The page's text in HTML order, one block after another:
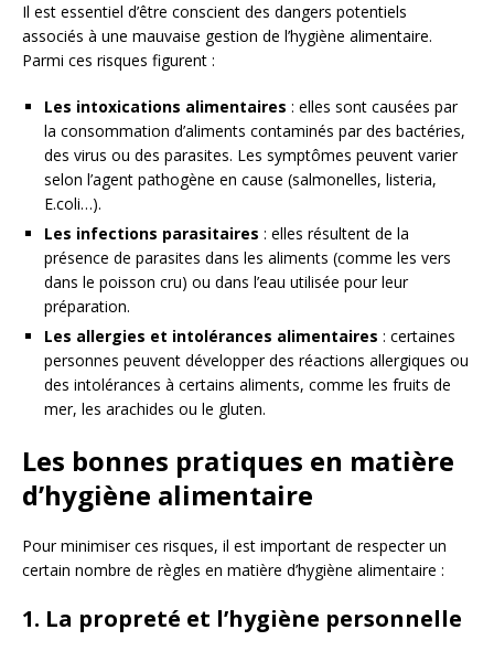
Il est essentiel d’être conscient des dangers potentiels
associés à une mauvaise gestion de l’hygiène alimentaire.
Parmi ces risques figurent :
Les intoxications alimentaires : elles sont causées par
la consommation d’aliments contaminés par des bactéries,
des virus ou des parasites. Les symptômes peuvent varier
selon l’agent pathogène en cause (salmonelles, listeria,
E.coli…).
Les infections parasitaires : elles résultent de la
présence de parasites dans les aliments (comme les vers
dans le poisson cru) ou dans l’eau utilisée pour leur
préparation.
Les allergies et intolérances alimentaires : certaines
personnes peuvent développer des réactions allergiques ou
des intolérances à certains aliments, comme les fruits de
mer, les arachides ou le gluten.
Les bonnes pratiques en matière
d’hygiène alimentaire
Pour minimiser ces risques, il est important de respecter un
certain nombre de règles en matière d’hygiène alimentaire :
1. La propreté et l’hygiène personnelle